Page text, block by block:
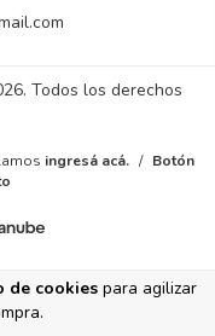
de cookiespara agilizar
Todos los derechos
ingresá acá. / Botón